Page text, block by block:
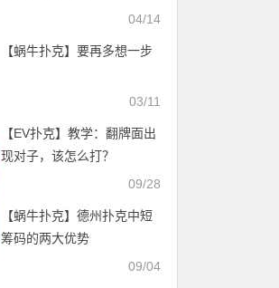
04/14
【蜗牛扑克】要再多想一步
03/11
【EV扑克】教学：翻牌面出
现对子，该怎么打？
09/28
【蜗牛扑克】德州扑克中短
筹码的两大优势
09/04